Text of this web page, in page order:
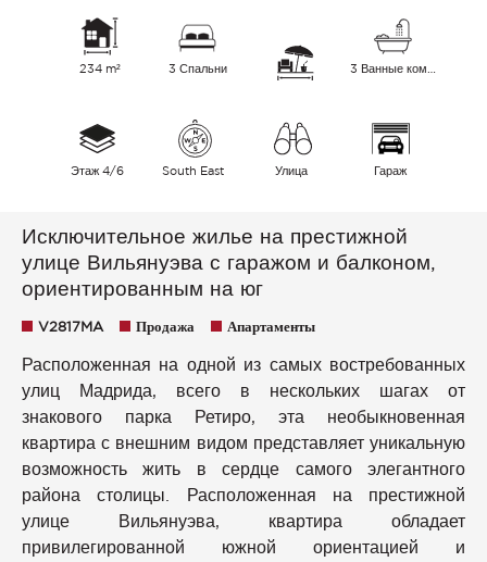
234 m² 3 Спальни
Этаж 4/6 South East Улица Гараж
Исключительное жилье на престижной
улице Вильянуэва с гаражом и балконом,
ориентированным на юг
V2817MA Продажа Апартаменты
Расположенная на одной из самых востребованных
улиц Мадрида, всего в нескольких шагах от
знакового парка Ретиро, эта необыкновенная
квартира с внешним видом представляет уникальную
возможность жить в сердце самого элегантного
района столицы. Расположенная на престижной
улице Вильянуэва, квартира обладает
привилегированной южной ориентацией и